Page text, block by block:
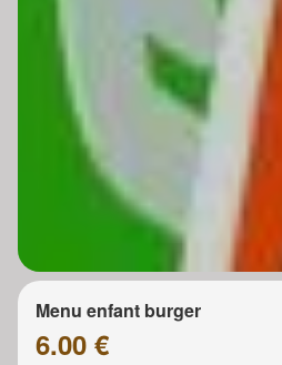
Menu enfant burger
6.00 €